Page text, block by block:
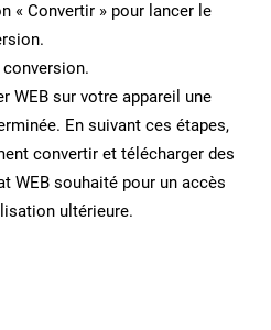
« Convertir » pour lancer le
WEB sur votre appareil une
En suivant ces étapes,
convertir et télécharger des
WEB souhaité pour un accès
ultérieure.